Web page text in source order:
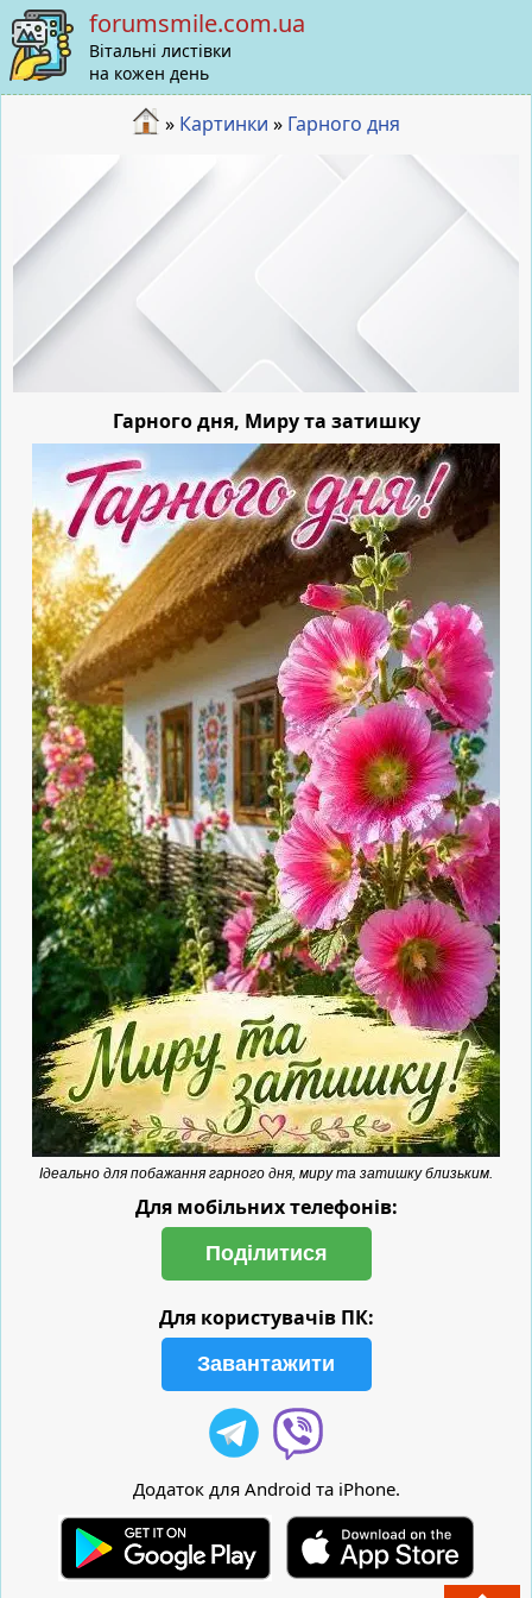
forumsmile.com.ua
Вітальні листівки
на кожен день
» Картинки » Гарного дня
Гарного дня, Миру та затишку
Ідеально для побажання гарного дня, миру та затишку близьким.
Для мобільних телефонів:
Поділитися
Для користувачів ПК:
Завантажити
Додаток для Android та iPhone.